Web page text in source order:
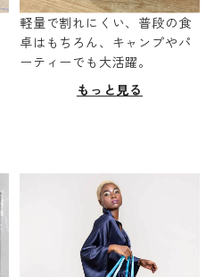
軽量で割れにくい、普段の食
卓はもちろん、キャンプやパ
ーティーでも大活躍。
もっと見る